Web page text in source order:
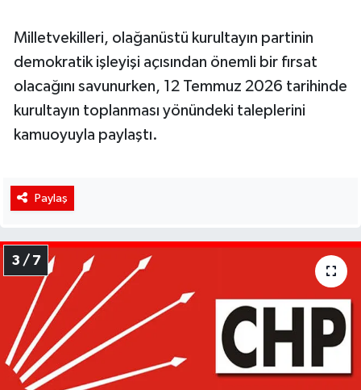
Milletvekilleri, olağanüstü kurultayın partinin
demokratik işleyişi açısından önemli bir fırsat
olacağını savunurken, 12 Temmuz 2026 tarihinde
kurultayın toplanması yönündeki taleplerini
kamuoyuyla paylaştı.
Paylaş
3 / 7